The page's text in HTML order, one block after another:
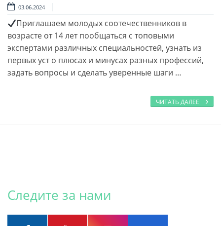
03.06.2024
Приглашаем молодых соотечественников в
возрасте от 14 лет пообщаться с топовыми
экспертами различных специальностей, узнать из
первых уст о плюсах и минусах разных профессий,
задать вопросы и сделать уверенные шаги …
ЧИТАТЬ ДАЛЕЕ
Следите за нами